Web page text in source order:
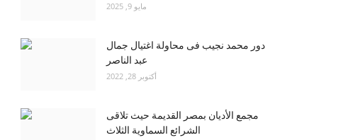
مايو 9, 2025
دور محمد نجيب فى محاولة اغتيال جمال
عبد الناصر
أكتوبر 28, 2022
مجمع الأديان بمصر القديمة حيث تلاقى
الشرائع السماوية الثلاث